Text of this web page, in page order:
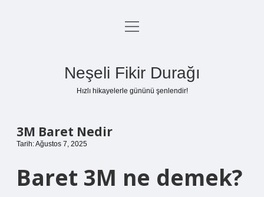
Anasayfa
menüyü
Neşeli Fikir Durağı
Hızlı hikayelerle gününü şenlendir!
3M Baret Nedir
Tarih: Ağustos 7, 2025
Baret 3M ne demek?